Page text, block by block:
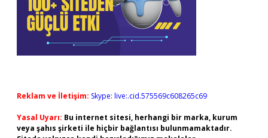
Reklam ve İletişim: Skype: live:.cid.575569c608265c69
Yasal Uyarı: Bu internet sitesi, herhangi bir marka, kurum
veya şahıs şirketi ile hiçbir bağlantısı bulunmamaktadır.